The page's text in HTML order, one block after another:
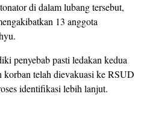
di dalam lubang tersebut,
13 anggota
penyebab pasti ledakan kedua
korban telah dievakuasi ke RSUD
identifikasi lebih lanjut.